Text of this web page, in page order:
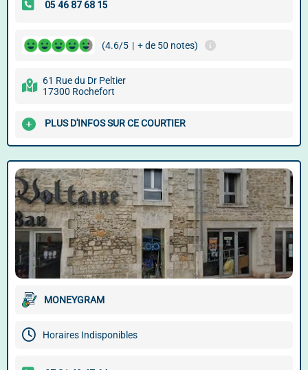
(4.6/5 | + de 50 notes)
61 Rue du Dr Peltier
17300 Rochefort
PLUS D'INFOS SUR CE COURTIER
MONEYGRAM
Horaires Indisponibles